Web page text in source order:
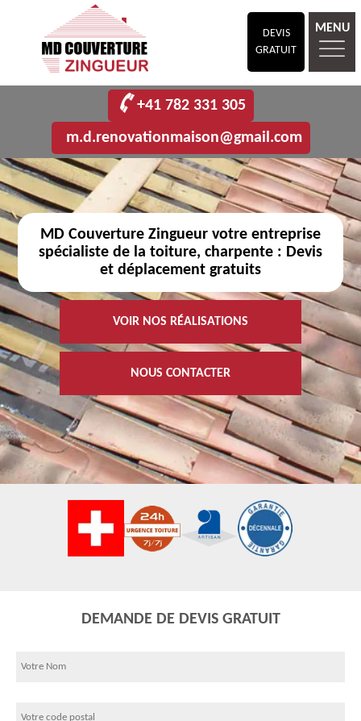
DEVIS
GRATUIT
MENU
+41 782 331 305
m.d.renovationmaison@gmail.com
MD Couverture Zingueur votre entreprise
spécialiste de la toiture, charpente : Devis
et déplacement gratuits
VOIR NOS RÉALISATIONS
NOUS CONTACTER
DEMANDE DE DEVIS GRATUIT